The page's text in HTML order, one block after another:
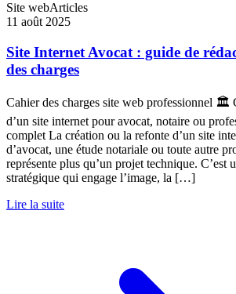
Site webArticles
11 août 2025
Site Internet Avocat : guide de
des charges
Cahier des charges site web professionnel 🏛️
d’un site internet pour avocat, notaire ou
complet La création ou la refonte d’un site
d’avocat, une étude notariale ou toute autre
représente plus qu’un projet technique. C’est
stratégique qui engage l’image, la […]
Lire la suite